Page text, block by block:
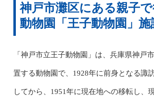
神戸市灘区にある親子
動物園「王子動物園」
「神戸市立王子動物園」は、兵庫県神戸
置する動物園で、1928年に前身となる諏
してから、1951年に現在地への移転し、